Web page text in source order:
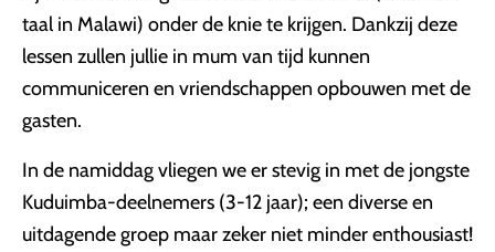
taal in Malawi) onder de knie te krijgen. Dankzij deze
lessen zullen jullie in mum van tijd kunnen
communiceren en vriendschappen opbouwen met de
gasten.
In de namiddag vliegen we er stevig in met de jongste
Kuduimba-deelnemers (3-12 jaar); een diverse en
uitdagende groep maar zeker niet minder enthousiast!